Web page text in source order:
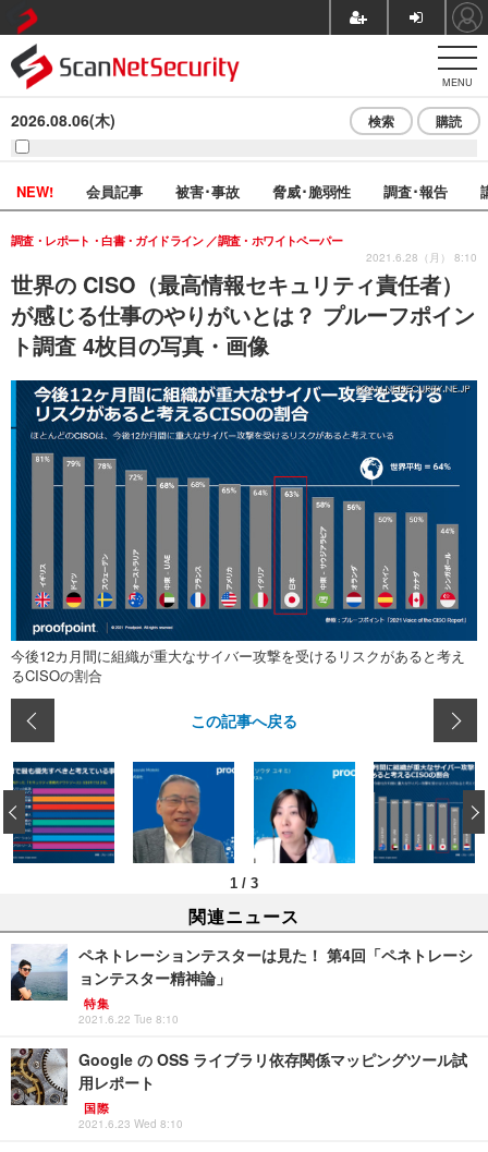
MENU
2026.08.06(木) 検索 購読
NEW! 会員記事 被害･事故 脅威･脆弱性 調査･報告
世界の CISO（最高情報セキュリティ責任者）
が感じる仕事のやりがいとは？ プルーフポイン
ト調査 4枚目の写真・画像
調査・レポート・白書・ガイドライン 調査・ホワイトペーパー
2021.6.28（月） 8:10
今後12カ月間に組織が重大なサイバー攻撃を受けるリスクがあると考え
るCISOの割合
この記事へ戻る
1 / 3
‹
関連ニュース
ペネトレーションテスターは見た！ 第4回「ペネトレーシ
ョンテスター精神論」
特集
2021.6.22 Tue 8:10
Google の OSS ライブラリ依存関係マッピングツール試
用レポート
国際
2021.6.23 Wed 8:10